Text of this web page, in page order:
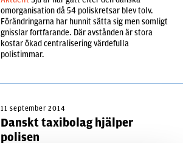
omorganisation då 54 poliskretsar blev tolv.
Förändringarna har hunnit sätta sig men somligt
gnisslar fortfarande. Där avstånden är stora
kostar ökad centralisering värdefulla
polistimmar.
11 september 2014
Danskt taxibolag hjälper
polisen